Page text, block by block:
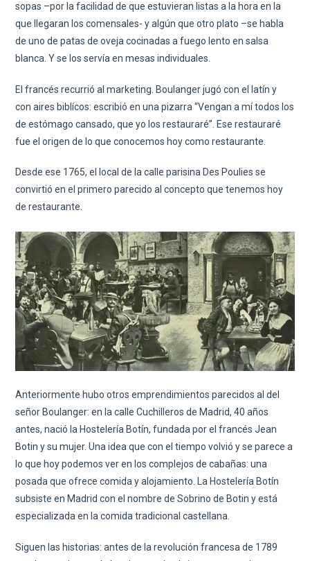
sopas –por la facilidad de que estuvieran listas a la hora en la
que llegaran los comensales- y algún que otro plato –se habla
de uno de patas de oveja cocinadas a fuego lento en salsa
blanca. Y se los servía en mesas individuales.
El francés recurrió al marketing. Boulanger jugó con el latín y
con aires biblícos: escribió en una pizarra “Vengan a mí todos los
de estómago cansado, que yo los restauraré”. Ese restauraré
fue el origen de lo que conocemos hoy como restaurante.
Desde ese 1765, el local de la calle parisina Des Poulies se
convirtió en el primero parecido al concepto que tenemos hoy
de restaurante.
Anteriormente hubo otros emprendimientos parecidos al del
señor Boulanger: en la calle Cuchilleros de Madrid, 40 años
antes, nació la Hostelería Botín, fundada por el francés Jean
Botin y su mujer. Una idea que con el tiempo volvió y se parece a
lo que hoy podemos ver en los complejos de cabañas: una
posada que ofrece comida y alojamiento. La Hostelería Botín
subsiste en Madrid con el nombre de Sobrino de Botin y está
especializada en la comida tradicional castellana.
Siguen las historias: antes de la revolución francesa de 1789